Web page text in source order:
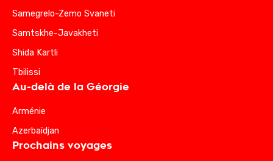
Samegrelo-Zemo Svaneti
Samtskhe-Javakheti
Shida Kartli
Tbilissi
Au-delà de la Géorgie
Arménie
Azerbaïdjan
Prochains voyages